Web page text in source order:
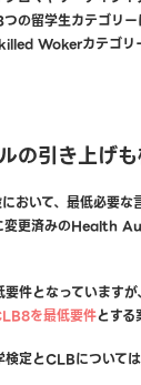
の留学生カテゴリー
Wokerカテゴリ
の引き上げ
おいて、最低必要な
変更済みのHealth
件となっています
を最低要件とする
検定とCLBについては